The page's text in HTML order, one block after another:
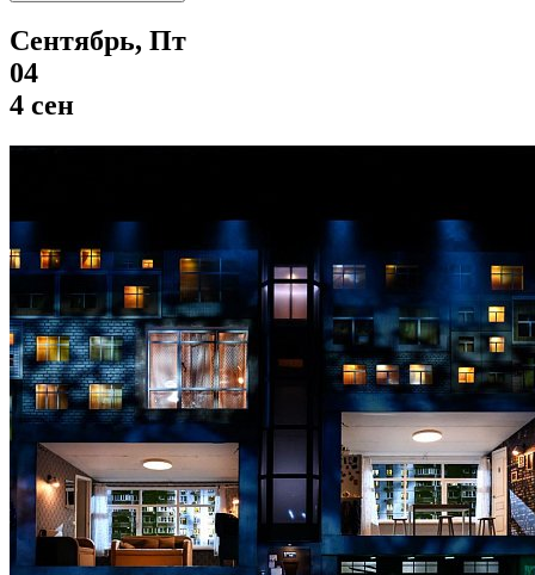
Сентябрь, Пт
04
4 сен